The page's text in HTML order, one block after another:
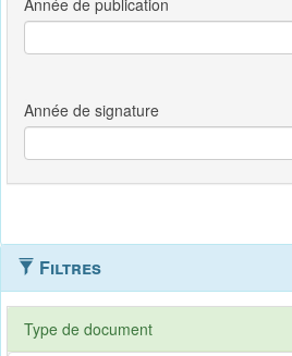
Filtres
Type de document